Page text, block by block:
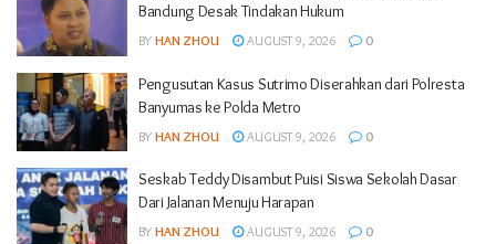
Bandung Desak Tindakan Hukum
BY HAN ZHOU AUGUST 9, 2026 0
Pengusutan Kasus Sutrimo Diserahkan dari Polresta
Banyumas ke Polda Metro
BY HAN ZHOU AUGUST 9, 2026 0
Seskab Teddy Disambut Puisi Siswa Sekolah Dasar
Dari Jalanan Menuju Harapan
BY HAN ZHOU AUGUST 9, 2026 0